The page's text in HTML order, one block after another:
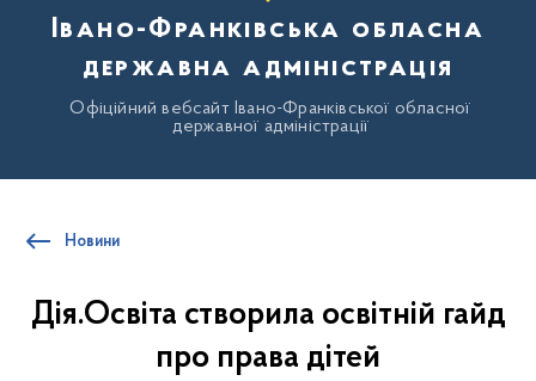
Івано-Франківська обласна
державна адміністрація
Офіційний вебсайт Івано-Франківської обласної
державної адміністрації
Новини
Дія.Освіта створила освітній гайд
про права дітей